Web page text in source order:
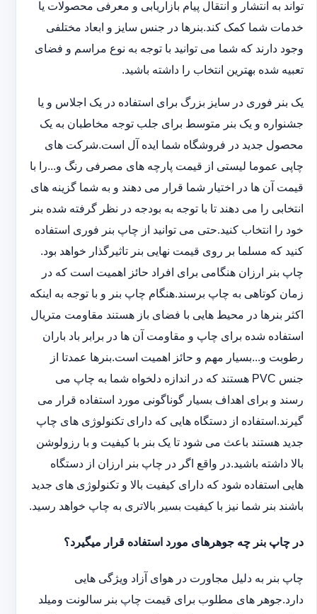
تواند به انتشار و انتقال پیام بازاریابی و معرفی محصولات یا
خدمات شما کمک کند.بنرها در جنس سایز و ابعاد مختلفی
وجود دارند که شما می توانید با توجه به نوع مراسم و فضای
تعبیه شده بهترین انتخاب را داشته باشید.
یک بنر فوری در سایز بزرگ برای استفاده در یک اجلاس و یا
جشنواره و یک بنر متوسط برای جلب توجه مخاطبان به یک
محصول جدید در فروشگاه شما ایده آل است.شرکت های
چاپی عموما لیستی از قیمت پارچه های مصرفی رنگ و...را با
قیمت آن ها در اختیار شما قرار می دهند و به شما گزینه های
انتخابی را می دهند تا با توجه به بودجه در نظر گرفته شده بنر
خود را انتخاب کنید.حتی می توانید از چاپ بنر فوری استفاده
کنید که مسلما بر روی قیمت نهایی بنر تاثیرگذار خواهد بود.
چاپ بنر ارزان هنگامی برای افراد حائز اهمیت است که در
زمان کوتاهی به چاپ برسند.هنگام چاپ بنر و با توجه به اینکه
اکثر بنرها در محیط هایی با فضای باز هستند مقاومت متریال
استفاده شده برای چاپ و مقاومت آن ها در برابر باد باران
رطوبت و...بسیار مهم و حائز اهمیت است.بنرها عمدتا از
جنس PVC هستند که در اندازه دلخواه شما به چاپ می
رسند و برای اهداف بسیار گوناگونی مورد استفاده قرار می
گیرند.استفاده از دستگاه هایی که دارای تکنولوژی های چاپ
جدید هستند باعث می شود تا یک بنر با کیفیت و با رزولوشن
بالا داشته باشید.در واقع اگر در چاپ بنر ارزان از دستگاه
هایی استفاده شود که دارای کیفیت بالا و تکنولوژی های جدید
باشند بنر شما نیز با کیفیت بسیر بالاتری به چاپ خواهد رسید.
در چاپ بنر چه جوهرهای مورد استفاده قرار میگیرد؟
چاپ بنر به دلیل مجاورت در هوای آزاد ویژگی هایی
دارد.جوهر های مطلوب برای قیمت چاپ بنر سالونت ‏و‏‏میلد